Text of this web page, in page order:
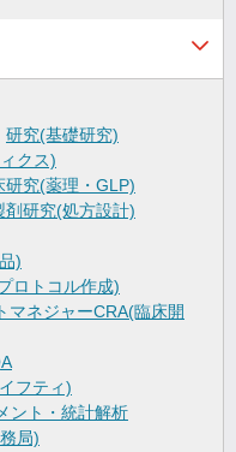
研究(基礎研究)
クス)
研究(薬理・GLP)
剤研究(処方設計)
)
ロトコル作成)
マネジャーCRA(臨床開
フティ)
ント・統計解析
局)